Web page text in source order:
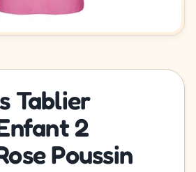
Tablier
2
Poussin